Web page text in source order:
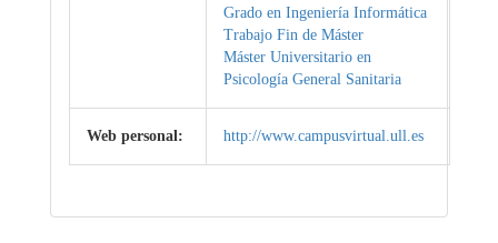
Grado en Ingeniería Informática
Trabajo Fin de Máster
Máster Universitario en
Psicología General Sanitaria
Web personal: http://www.campusvirtual.ull.es